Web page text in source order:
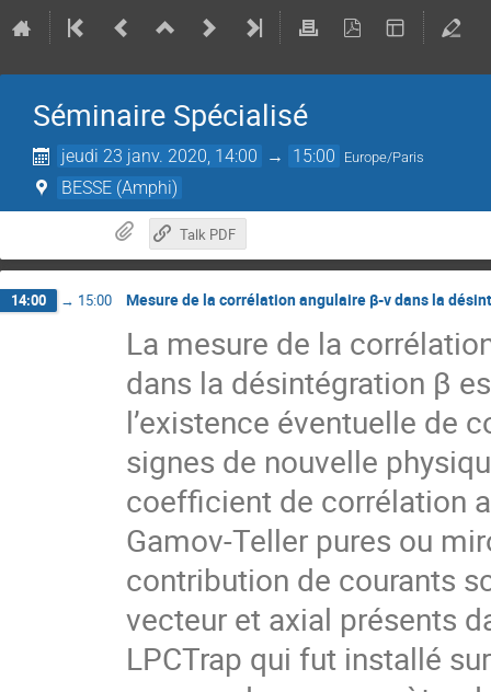
Séminaire Spécialisé
jeudi 23 janv. 2020, 14:00 → 15:00 Europe/Paris
BESSE (Amphi)
Talk PDF
14:00 → 15:00 Mesure de la corrélation angulaire β-ν dans la
La mesure de la
dans la désintégration β
l’existence éventuelle de
signes de nouvelle
coefficient de corrélation
Gamov-Teller pures ou
contribution de courants
vecteur et axial présents
LPCTrap qui fut installé